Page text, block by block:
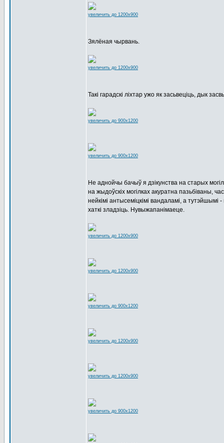
увеличить до 1200x900
Зялёная чырвань.
увеличить до 1200x900
Такі гарадскі ліхтар ужо як засьвеціць, дык
увеличить до 900x1200
увеличить до 900x1200
Не аднойчы бачыў я дзікунства на старых
на жыдоўскіх могілках акуратна пазьбіваны,
нейкімі антысеміцкімі вандаламі, а
хаткі зладзіць. Нувыжапанімаеце.
увеличить до 1200x900
увеличить до 1200x900
увеличить до 900x1200
увеличить до 1200x900
увеличить до 1200x900
увеличить до 900x1200